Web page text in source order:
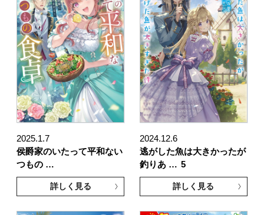
2025.1.7
侯爵家のいたって平和ない
つもの …
詳しく見る
2024.12.6
逃がした魚は大きかったが
釣りあ … 5
詳しく見る